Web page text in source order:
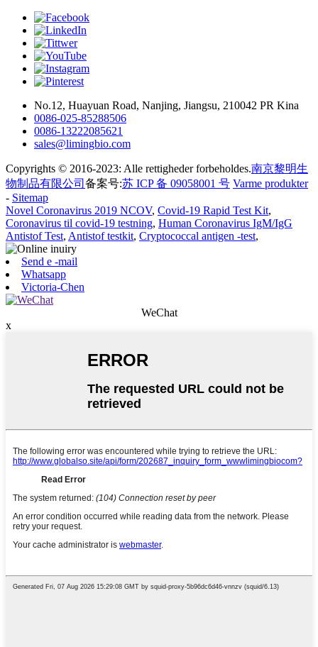
No.12, Huayuan Road, Nanjing, Jiangsu, 210042 PR Kina
0086-025-85288506
0086-13222085621
sales@limingbio.com
Copyrights © 2016-2023: Alle rettigheder forbeholdes.南京黎明生
物制品有限公司 备案号:苏 ICP 备 09058001 号 Varme produkter
- Sitemap
Novel Coronavirus 2019 NCOV, Covid-19 Rapid Test Kit,
Coronavirus til covid-19 testning, Human Coronavirus IgM/IgG
Antistof Test, Antistof testkit, Cryptococcal antigen -test,
Send e -mail
Whatsapp
Victoria-Chen
WeChat
x